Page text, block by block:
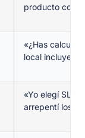
producto con
«¿Has
local
«Yo elegí SL
arrepentí los 3